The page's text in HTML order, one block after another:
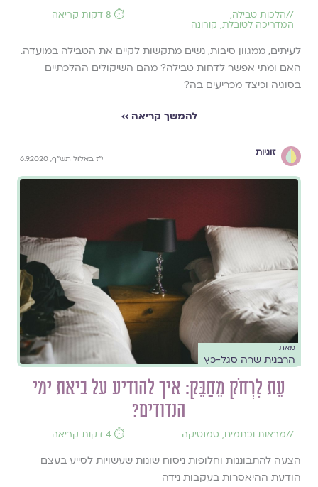
//הלכות טבילה,
המדריכה לטובלת, קורונה
⏱️ 8 דקות קריאה
לעיתים, ממגוון סיבות, נשים מתקשות לקיים את הטבילה במועדה.
האם ומתי אפשר לדחות טבילה? מהם השיקולים ההלכתיים
בסוגיה וכיצד מכריעים בה?
להמשך קריאה ››
זוגיות
י"ז באלול תש"ף, 6.9.2020
מאת
הרבנית שרה סגל-כץ
עֵת לִרְחֹק מֵחַבֵּק: איך להודיע על ביאת ימי
הנדודים?
//מראות וכתמים, סמנטיקה ⏱️ 4 דקות קריאה
הצעה להתבוננות וחלופות ניסוח שונות שעשויות לסייע בעצם
הודעת ההיאסרות בעקבות נידה